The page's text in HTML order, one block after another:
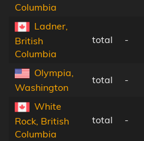
Columbia
Ladner,
British
Columbia
total -
Olympia,
Washington
total -
White
Rock, British
Columbia
total -